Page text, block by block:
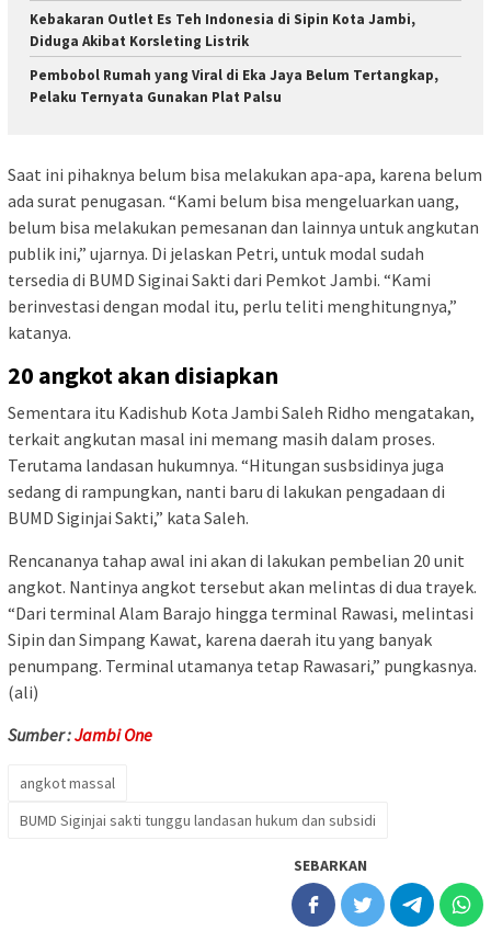
Kebakaran Outlet Es Teh Indonesia di Sipin Kota Jambi,
Diduga Akibat Korsleting Listrik
Pembobol Rumah yang Viral di Eka Jaya Belum Tertangkap,
Pelaku Ternyata Gunakan Plat Palsu
Saat ini pihaknya belum bisa melakukan apa-apa, karena belum
ada surat penugasan. “Kami belum bisa mengeluarkan uang,
belum bisa melakukan pemesanan dan lainnya untuk angkutan
publik ini,” ujarnya. Di jelaskan Petri, untuk modal sudah
tersedia di BUMD Siginai Sakti dari Pemkot Jambi. “Kami
berinvestasi dengan modal itu, perlu teliti menghitungnya,”
katanya.
20 angkot akan disiapkan
Sementara itu Kadishub Kota Jambi Saleh Ridho mengatakan,
terkait angkutan masal ini memang masih dalam proses.
Terutama landasan hukumnya. “Hitungan susbsidinya juga
sedang di rampungkan, nanti baru di lakukan pengadaan di
BUMD Siginjai Sakti,” kata Saleh.
Rencananya tahap awal ini akan di lakukan pembelian 20 unit
angkot. Nantinya angkot tersebut akan melintas di dua trayek.
“Dari terminal Alam Barajo hingga terminal Rawasi, melintasi
Sipin dan Simpang Kawat, karena daerah itu yang banyak
penumpang. Terminal utamanya tetap Rawasari,” pungkasnya.
(ali)
Sumber :Jambi One
angkot massal
BUMD Siginjai sakti tunggu landasan hukum dan subsidi
SEBARKAN